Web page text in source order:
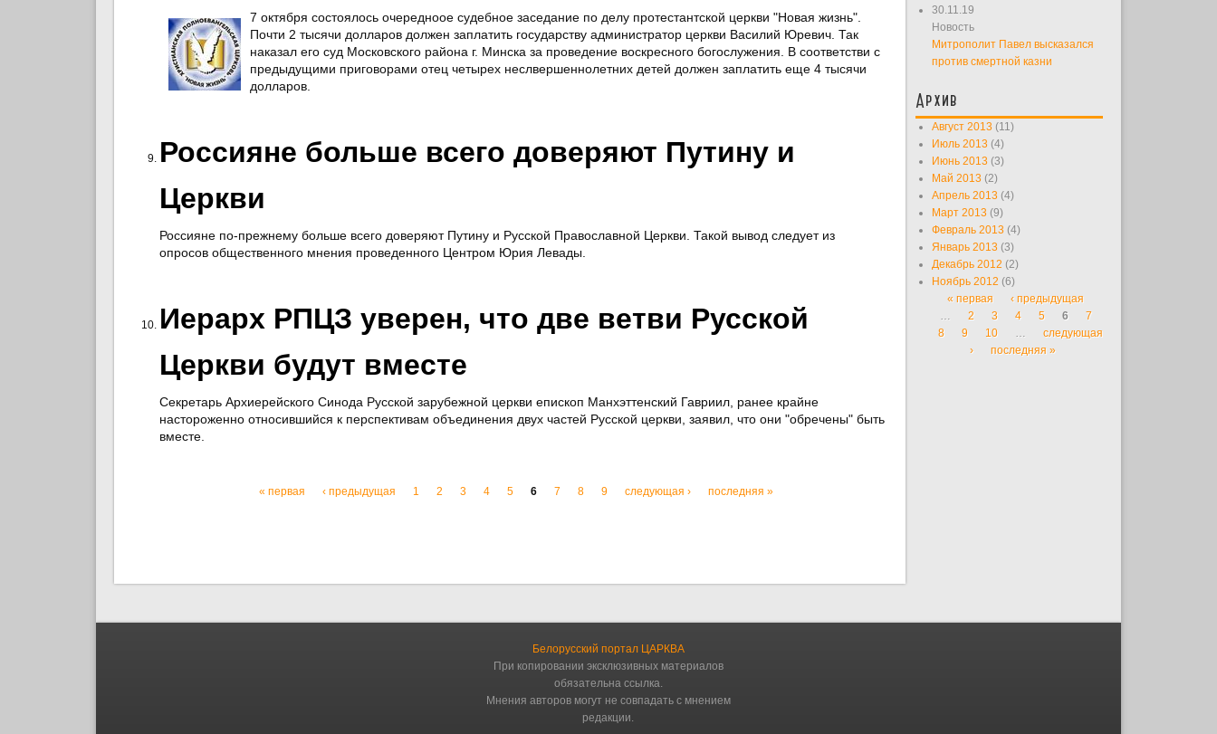
7 октября состоялось очередноое судебное заседание по делу протестантской церкви "Новая жизнь".
Почти 2 тысячи долларов должен заплатить государству администратор церкви Василий Юревич. Так
наказал его суд Московского района г. Минска за проведение воскресного богослужения. В соответстви с
предыдущими приговорами отец четырех неслвершеннолетних детей должен заплатить еще 4 тысячи
долларов.
Россияне больше всего доверяют Путину и
Церкви
Россияне по-прежнему больше всего доверяют Путину и Русской Православной Церкви. Такой вывод следует из
опросов общественного мнения проведенного Центром Юрия Левады.
Иерарх РПЦЗ уверен, что две ветви Русской
Церкви будут вместе
Секретарь Архиерейского Синода Русской зарубежной церкви епископ Манхэттенский Гавриил, ранее крайне
настороженно относившийся к перспективам объединения двух частей Русской церкви, заявил, что они "обречены" быть
вместе.
« первая ‹ предыдущая 1 2 3 4 5 6 7 8 9 следующая › последняя »
30.11.19
Новость
Митрополит Павел высказался
против смертной казни
Архив
Август 2013 (11)
Июль 2013 (4)
Июнь 2013 (3)
Май 2013 (2)
Апрель 2013 (4)
Март 2013 (9)
Февраль 2013 (4)
Январь 2013 (3)
Декабрь 2012 (2)
Ноябрь 2012 (6)
Страницы
« первая
‹ предыдущая
…
2 3 4 5 6
7
8
9 10 …
следующая
›
последняя »
Белорусский портал ЦАРКВА
При копировании эксклюзивных материалов
обязательна ссылка.
Мнения авторов могут не совпадать с мнением
редакции.